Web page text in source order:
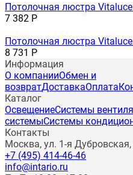
Потолочная люстра
7 382 Р
Потолочная люстра
8 731 Р
Информация
О компанииОбмен и
возвратДоставкаОплата
Каталог
ОсвещениеСистемы
системыСистемы
Контакты
Москва, ул. 1-я Дубровская,
+7 (495) 414-46-46
info@intario.ru